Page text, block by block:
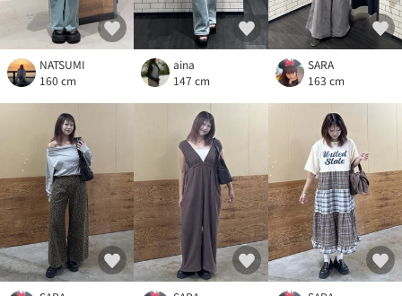
NATSUMI
160 cm
aina
147 cm
SARA
163 cm